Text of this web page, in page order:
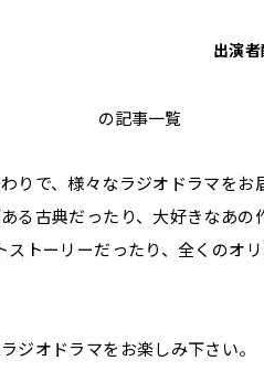
出演者
青山二丁目劇場
の記事一覧
りで、様々なラジオドラマをお
る古典だったり、大好きなあの
ストーリーだったり、全くのオ
ジオドラマをお楽しみ下さい。